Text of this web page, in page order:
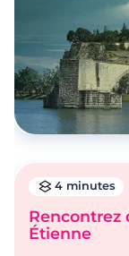
4 minutes
Rencontrez
Étienne